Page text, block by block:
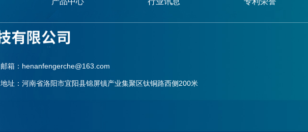
邮箱：henanfengerche@163.com
地址：河南省洛阳市宜阳县锦屏镇产业集聚区钛铜路西侧200米